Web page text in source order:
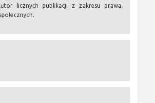
licznych publikacji z zakresu prawa,